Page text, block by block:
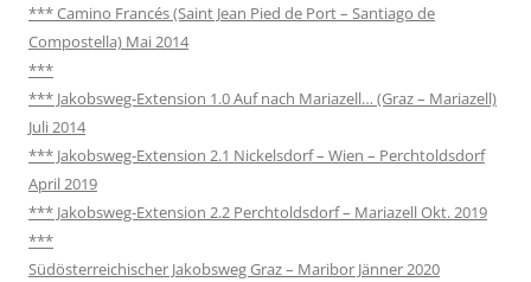
*** Camino Francés (Saint Jean Pied de Port – Santiago de
Compostella) Mai 2014
***
*** Jakobsweg-Extension 1.0 Auf nach Mariazell… (Graz – Mariazell)
Juli 2014
*** Jakobsweg-Extension 2.1 Nickelsdorf – Wien – Perchtoldsdorf
April 2019
*** Jakobsweg-Extension 2.2 Perchtoldsdorf – Mariazell Okt. 2019
***
Südösterreichischer Jakobsweg Graz – Maribor Jänner 2020